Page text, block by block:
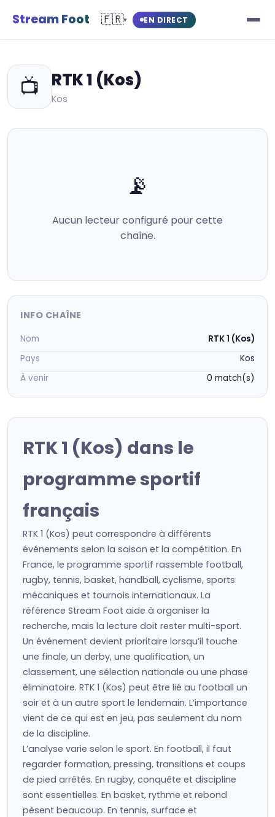
Stream Foot 🇫🇷▾ EN DIRECT
📺 RTK 1 (Kos)
Kos
📡
Aucun lecteur configuré pour cette
chaîne.
INFO CHAÎNE
Nom
RTK 1 (Kos)
Pays
Kos
À venir
0 match(s)
RTK 1 (Kos) dans le
programme sportif
français
RTK 1 (Kos) peut correspondre à différents
événements selon la saison et la compétition. En
France, le programme sportif rassemble football,
rugby, tennis, basket, handball, cyclisme, sports
mécaniques et tournois internationaux. La
référence Stream Foot aide à organiser la
recherche, mais la lecture doit rester multi-sport.
Un événement devient prioritaire lorsqu’il touche
une finale, un derby, une qualification, un
classement, une sélection nationale ou une phase
éliminatoire. RTK 1 (Kos) peut être lié au football un
soir et à un autre sport le lendemain. L’importance
vient de ce qui est en jeu, pas seulement du nom
de la discipline.
L’analyse varie selon le sport. En football, il faut
regarder formation, pressing, transitions et coups
de pied arrêtés. En rugby, conquête et discipline
sont essentielles. En basket, rythme et rebond
pèsent beaucoup. En tennis, surface et